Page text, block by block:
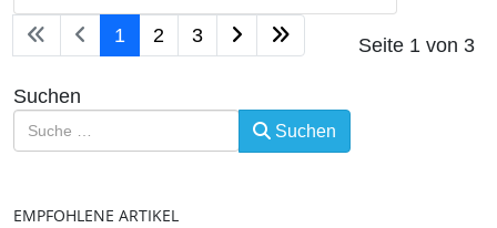
Seite 1 von 3
1 2 3
Suchen
Suchen
EMPFOHLENE ARTIKEL